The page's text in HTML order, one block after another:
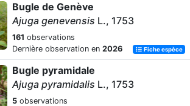
Bugle de Genève
Ajuga genevensis L., 1753
161 observations
Dernière observation en 2026 Fiche espèce
Bugle pyramidale
Ajuga pyramidalis L., 1753
5 observations